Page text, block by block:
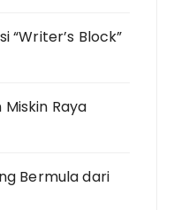
“Writer’s Block”
Raya
Bermula dari